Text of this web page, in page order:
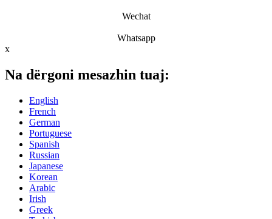
Wechat
Whatsapp
x
Na dërgoni mesazhin tuaj:
English
French
German
Portuguese
Spanish
Russian
Japanese
Korean
Arabic
Irish
Greek